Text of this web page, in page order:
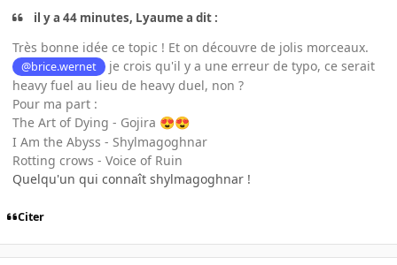
il y a 44 minutes, Lyaume a dit :
Très bonne idée ce topic ! Et on découvre de jolis morceaux.
@brice.wernet
je crois qu'il y a une erreur de typo, ce serait
heavy fuel au lieu de heavy duel, non ?
Pour ma part :
The Art of Dying - Gojira 😍😍
I Am the Abyss - Shylmagoghnar
Rotting crows - Voice of Ruin
Quelqu'un qui connaît shylmagoghnar !
Citer